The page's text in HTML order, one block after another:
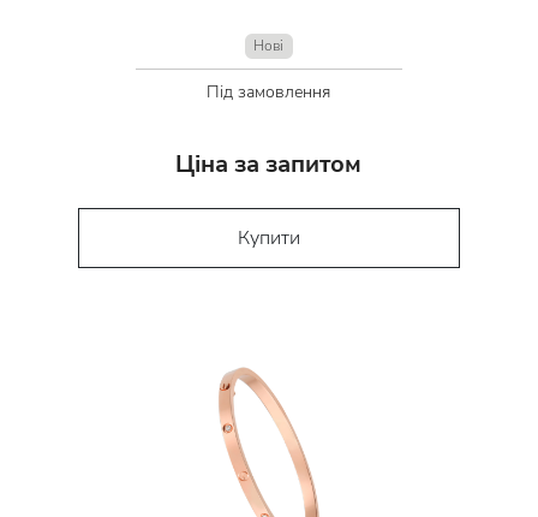
Нові
Під замовлення
Ціна за запитом
Купити